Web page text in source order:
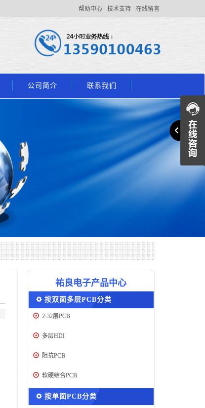
帮助中心 技术支持 在线留言
公司简介 联系我们
祐良电子产品中心
按双面多层PCB分类
2-32层PCB
多层HDI
阻抗PCB
软硬结合PCB
按单面PCB分类